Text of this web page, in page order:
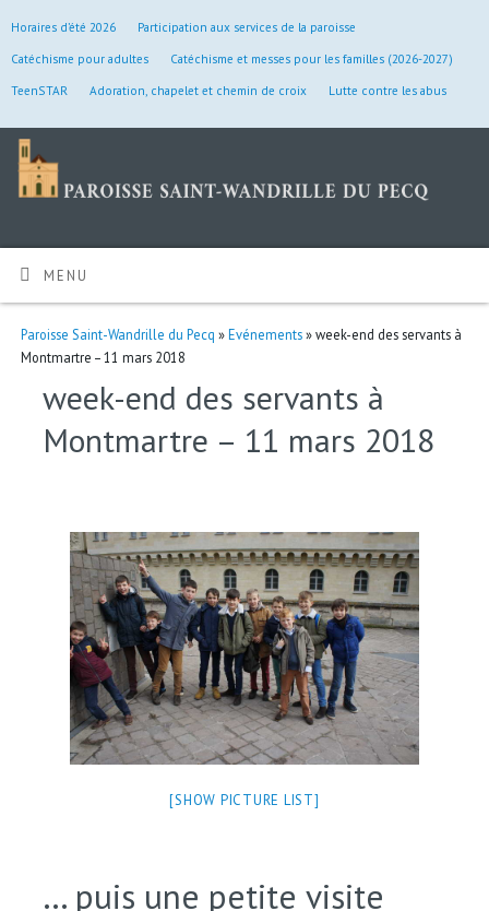
Horaires d’été 2026
Participation aux services de la paroisse
Catéchisme pour adultes
Catéchisme et messes pour les familles (2026-2027)
TeenSTAR
Adoration, chapelet et chemin de croix Lutte contre les abus
MENU
Paroisse Saint-Wandrille du Pecq »Evénements» week-end des servants à
Montmartre – 11 mars 2018
week-end des servants à
Montmartre – 11 mars 2018
[SHOW PICTURE LIST]
… puis une petite visite